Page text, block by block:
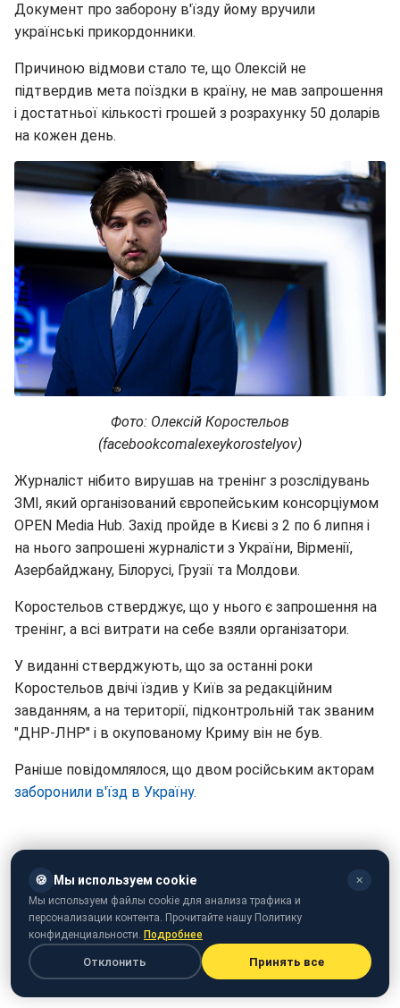
Документ про заборону в'їзду йому вручили
українські прикордонники.
Причиною відмови стало те, що Олексій не
підтвердив мета поїздки в країну, не мав запрошення
і достатньої кількості грошей з розрахунку 50 доларів
на кожен день.
Фото: Олексій Коростельов
(facebookcomalexeykorostelyov)
Журналіст нібито вирушав на тренінг з розслідувань
ЗМІ, який організований європейським консорціумом
OPEN Media Hub. Захід пройде в Києві з 2 по 6 липня і
на нього запрошені журналісти з України, Вірменії,
Азербайджану, Білорусі, Грузії та Молдови.
Коростельов стверджує, що у нього є запрошення на
тренінг, а всі витрати на себе взяли організатори.
У виданні стверджують, що за останні роки
Коростельов двічі їздив у Київ за редакційним
завданням, а на території, підконтрольній так званим
"ДНР-ЛНР" і в окупованому Криму він не був.
Раніше повідомлялося, що двом російським акторам
заборонили в'їзд в Україну.
🍪 Мы используем cookie ✕
Мы используем файлы cookie для анализа трафика и
персонализации контента. Прочитайте нашу Политику
конфиденциальности. Подробнее
Отклонить Принять все